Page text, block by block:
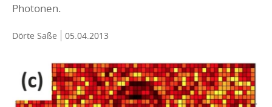
Photonen.
Dörte Saße 05.04.2013